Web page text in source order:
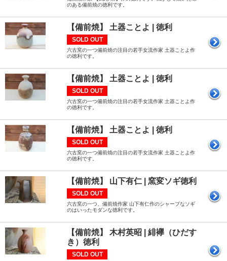
のある備前焼の徳利です。
【備前焼】 土器ことよ | 徳利
SOLD OUT
六古窯の一つ備前焼の注目の若手女流作家 土器ことよ作
の徳利です。
【備前焼】 土器ことよ | 徳利
SOLD OUT
六古窯の一つ備前焼の注目の若手女流作家 土器ことよ作
の徳利です。
【備前焼】 土器ことよ | 徳利
SOLD OUT
六古窯の一つ備前焼の注目の若手女流作家 土器ことよ作
の徳利です。
【備前焼】 山下有仁 | 窯変ソギ徳利
SOLD OUT
六古窯の一つ、備前焼作家 山下有仁作のシャープなソギ
のはいったモダンな徳利です。
【備前焼】 木村英昭 | 緋襷（ひだす
き）徳利
SOLD OUT